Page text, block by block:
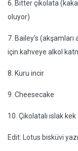
6. Bitter çikolata
oluyor)
7. Bailey's
için kahveye alkol
8. Kuru incir
9. Cheesecake
10. Çikolatalı ıslak kek
Edit: Lotus bisküvi